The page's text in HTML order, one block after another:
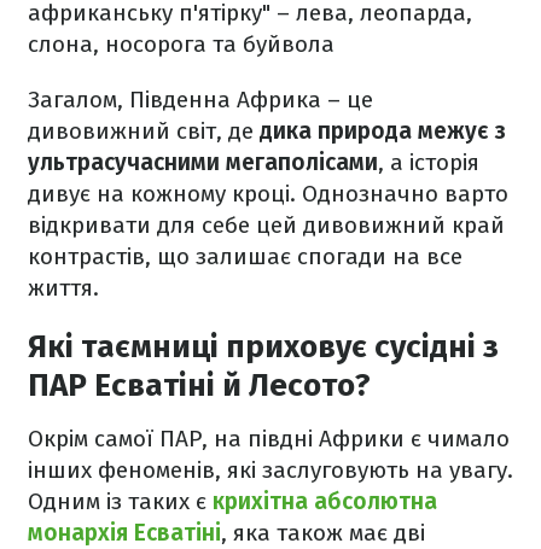
африканську п'ятірку" – лева, леопарда,
слона, носорога та буйвола
Загалом, Південна Африка – це
дивовижний світ, де дика природа межує з
ультрасучасними мегаполісами, а історія
дивує на кожному кроці. Однозначно варто
відкривати для себе цей дивовижний край
контрастів, що залишає спогади на все
життя.
Які таємниці приховує сусідні з
ПАР Есватіні й Лесото?
Окрім самої ПАР, на півдні Африки є чимало
інших феноменів, які заслуговують на увагу.
Одним із таких є крихітна абсолютна
монархія Есватіні, яка також має дві